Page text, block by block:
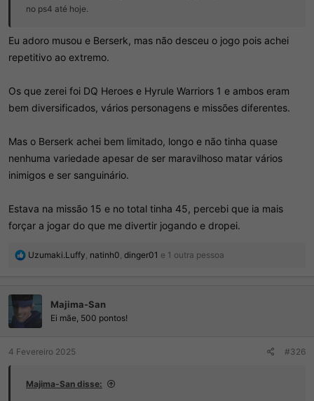
no ps4 até hoje.
Eu adoro musou e Berserk, mas não desceu o jogo pois achei
repetitivo ao extremo.
Os que zerei foi DQ Heroes e Hyrule Warriors 1 e ambos eram
bem diversificados, vários personagens e missões diferentes.
Mas o Berserk achei bem limitado, longo e não tinha quase
nenhuma variedade apesar de ser maravilhoso matar vários
inimigos e ser sanguinário.
Estava na missão 15 e no total tinha 45, percebi que ia mais
forçar a jogar do que me divertir jogando e dropei.
R
ç
õ
e
s
Uzumaki.Luffy, natinh0, dinger01 e 1 outra pessoa
Majima-San
Ei mãe, 500 pontos!
4 Fevereiro 2025 #326
Majima-San disse: